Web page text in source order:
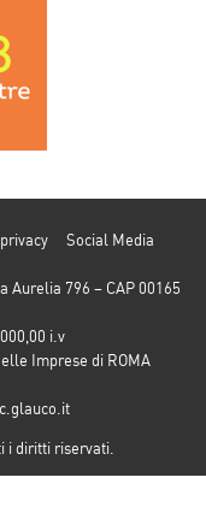
Social Media
Aurelia 796 – CAP 00165
i.v
Imprese di ROMA
i diritti riservati.